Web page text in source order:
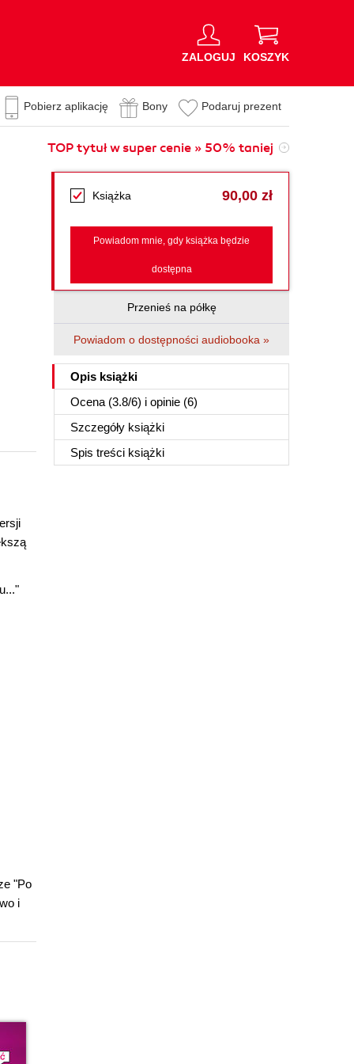
ZALOGUJ KOSZYK
Pobierz aplikację Bony Podaruj prezent
TOP tytuł w super cenie » 50% taniej
Książka 90,00 zł
Powiadom mnie, gdy książka będzie
dostępna
Przenieś na półkę
Powiadom o dostępności audiobooka »
Opis książki
Ocena (3.8/6) i opinie (6)
Szczegóły książki
Spis treści książki
"Po
i